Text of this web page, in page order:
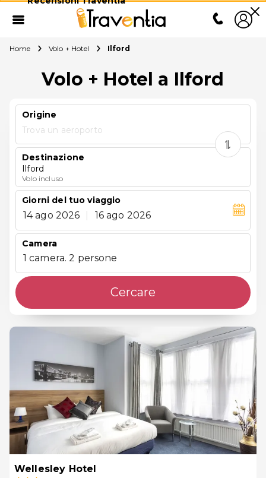
Home Volo + Hotel Ilford
Volo + Hotel a Ilford
Origine
Trova un aeroporto
Destinazione
Ilford
Volo incluso
Giorni del tuo viaggio
14 ago 2026 16 ago 2026
Camera
1 camera. 2 persone
Cercare
Wellesley Hotel